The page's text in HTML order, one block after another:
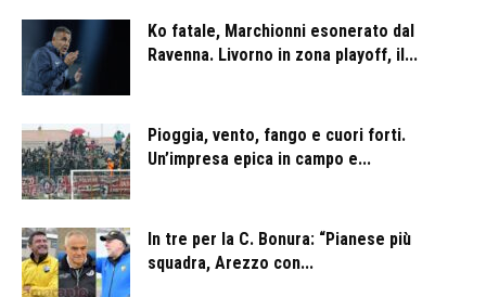
Ko fatale, Marchionni esonerato dal
Ravenna. Livorno in zona playoff, il...
Pioggia, vento, fango e cuori forti.
Un’impresa epica in campo e...
In tre per la C. Bonura: “Pianese più
squadra, Arezzo con...